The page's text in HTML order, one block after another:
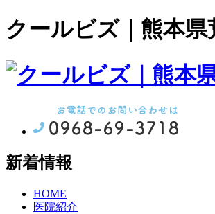
クールビズ｜熊本
新着情報
HOME
医院紹介